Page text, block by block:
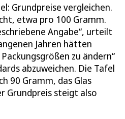
Grundpreise vergleichen.
etwa pro 100 Gramm.
Angabe“, urteilt
Jahren hätten
zu ändern“
abzuweichen. Die Tafel
90 Gramm, das Glas
Grundpreis steigt also